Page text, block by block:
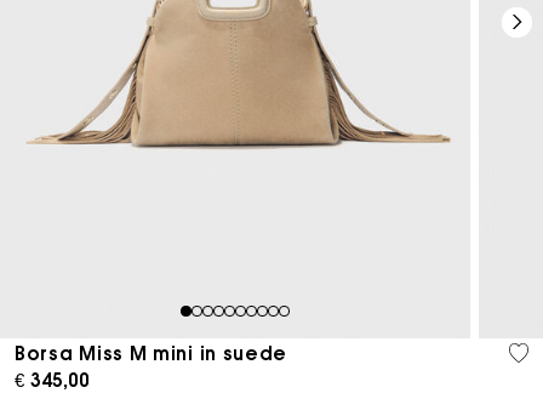
12345678910
Borsa Miss M mini in suede
€ 345,00